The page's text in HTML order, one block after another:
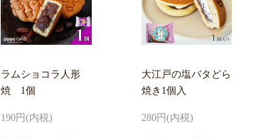
ラムショコラ人形
焼 1個
190円(内税)
大江戸の塩バタどら
焼き1個入
280円(内税)